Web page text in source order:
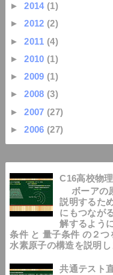
►2014 (1)
►2012 (2)
►2011 (4)
►2010 (1)
►2009 (1)
►2008 (3)
►2007 (27)
►2006 (27)
C16高校物
ボーアの
説明するた
にもつなが
解するよう
条件 と 量子条件 の２
水素原子の構造を説明
共通テスト